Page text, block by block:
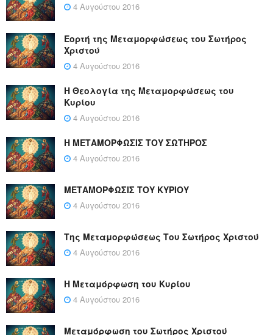
4 Αυγούστου 2016
Εορτή της Μεταμορφώσεως του Σωτήρος
Χριστού
4 Αυγούστου 2016
Η Θεολογία της Μεταμορφώσεως του
Κυρίου
4 Αυγούστου 2016
Η ΜΕΤΑΜΟΡΦΩΣΙΣ ΤΟΥ ΣΩΤΗΡΟΣ
4 Αυγούστου 2016
ΜΕΤΑΜΟΡΦΩΣΙΣ ΤΟΥ ΚΥΡΙΟΥ
4 Αυγούστου 2016
Της Μεταμορφώσεως Του Σωτήρος Χριστού
4 Αυγούστου 2016
Η Μεταμόρφωση του Κυρίου
4 Αυγούστου 2016
Μεταμόρφωση του Σωτήρος Χριστού